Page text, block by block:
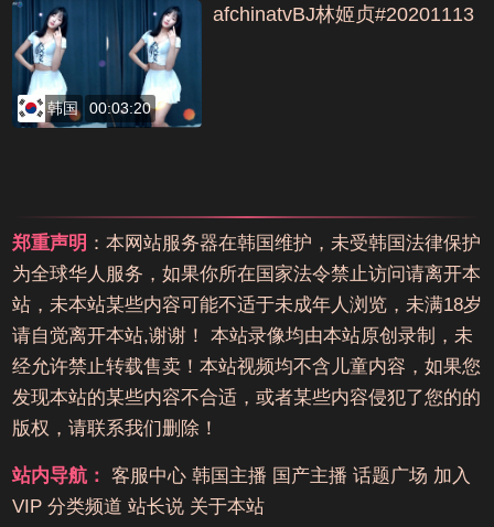
韩国 00:03:20
afchinatvBJ林姬贞#20201113
郑重声明 ：本网站服务器在韩国维护，未受韩国法律保护
为全球华人服务，如果你所在国家法令禁止访问请离开本
站，未本站某些内容可能不适于未成年人浏览，未满18岁
请自觉离开本站,谢谢！ 本站录像均由本站原创录制，未
经允许禁止转载售卖！本站视频均不含儿童内容，如果您
发现本站的某些内容不合适，或者某些内容侵犯了您的的
版权，请联系我们删除！
站内导航： 客服中心 韩国主播 国产主播 话题广场 加入
VIP 分类频道 站长说 关于本站